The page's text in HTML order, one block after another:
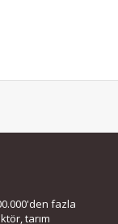
fazla
tarım